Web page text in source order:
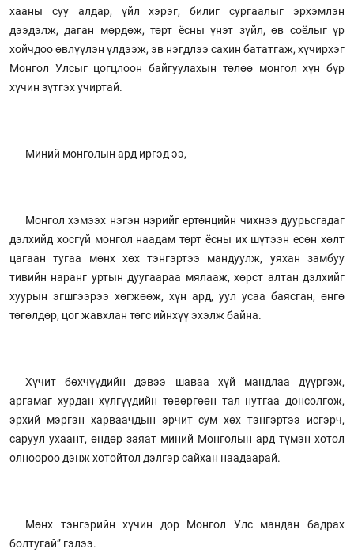
хааны суу алдар, үйл хэрэг, билиг сургаалыг эрхэмлэн
дээдэлж, даган мөрдөж, төрт ёсны үнэт зүйл, өв соёлыг үр
хойчдоо өвлүүлэн үлдээж, эв нэгдлээ сахин бататгаж, хүчирхэг
Монгол Улсыг цогцлоон байгуулахын төлөө монгол хүн бүр
хүчин зүтгэх учиртай.
Миний монголын ард иргэд ээ,
Монгол хэмээх нэгэн нэрийг ертөнцийн чихнээ дуурьсгадаг
дэлхийд хосгүй монгол наадам төрт ёсны их шүтээн есөн хөлт
цагаан тугаа мөнх хөх тэнгэртээ мандуулж, уяхан замбуу
тивийн наранг уртын дуугаараа мялааж, хөрст алтан дэлхийг
хуурын эгшгээрээ хөгжөөж, хүн ард, уул усаа баясган, өнгө
төгөлдөр, цог жавхлан төгс ийнхүү эхэлж байна.
Хүчит бөхчүүдийн дэвээ шаваа хүй мандлаа дүүргэж,
аргамаг хурдан хүлгүүдийн төвөргөөн тал нутгаа донсолгож,
эрхий мэргэн харваачдын эрчит сум хөх тэнгэртээ исгэрч,
саруул ухаант, өндөр заяат миний Монголын ард түмэн хотол
олноороо дэнж хотойтол дэлгэр сайхан наадаарай.
Мөнх тэнгэрийн хүчин дор Монгол Улс мандан бадрах
болтугай” гэлээ.